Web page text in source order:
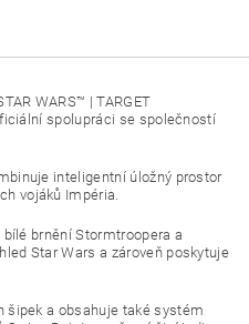
WARS™ | TARGET
spolupráci se společností
inteligentní úložný prostor
vojáků Impéria.
brnění Stormtroopera a
Star Wars a zároveň poskytuje
šipek a obsahuje také systém